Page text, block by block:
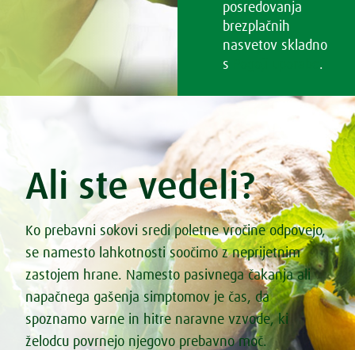
posredovanja
brezplačnih
nasvetov skladno
s
.
Ali ste vedeli?
Ko prebavni sokovi sredi poletne vročine odpovejo,
se namesto lahkotnosti soočimo z neprijetnim
zastojem hrane. Namesto pasivnega čakanja ali
napačnega gašenja simptomov je čas, da
spoznamo varne in hitre naravne vzvode, ki
želodcu povrnejo njegovo prebavno moč.